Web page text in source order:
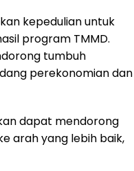
kepedulian untuk
program TMMD.
tumbuh
perekonomian dan
dapat mendorong
arah yang lebih baik,